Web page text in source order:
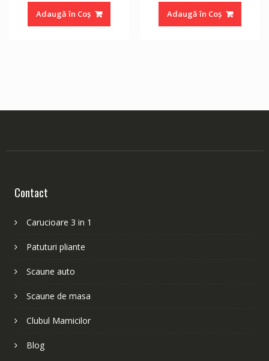
Adaugă în Coș Adaugă în Coș
Contact
Carucioare 3 in 1
Patuturi pliante
Scaune auto
Scaune de masa
Clubul Mamicilor
Blog